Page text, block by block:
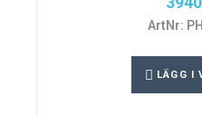
ArtNr:
LÄGG I